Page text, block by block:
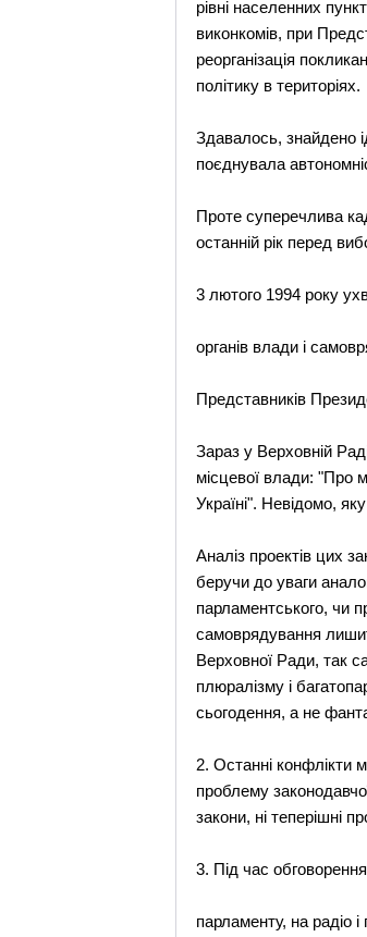
рiвнi населенних
виконкомiв, при
реорганiзацiя
полiтику в територiях.
Здавалось, знайдено
поєднувала
Проте суперечлива
останнiй рiк перед
3 лютого 1994 року
органiв влади i
Представникiв
Зараз у Верховнiй
мiсцевої влади: "Про
Українi". Невiдомо,
Аналiз проектiв цих
беручи до уваги
парламентського, чи
самоврядування
Верховної Ради, так
плюралiзму i
сьогодення, а не
2. Останнi конфлiкти
проблему
закони, нi теперiшнi
3. Пiд час
парламенту, на радiо